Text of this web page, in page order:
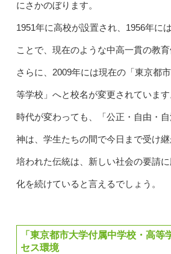
にさかのぼります。
1951年に高校が設置され、1956年に
ことで、現在のような中高一貫の教育
さらに、2009年には現在の「東京都
等学校」へと校名が変更されています
時代が変わっても、「公正・自由・
神は、学生たちの間で今日まで受け継
培われた伝統は、新しい社会の要請
化を続けていると言えるでしょう。
「東京都市大学付属中学校・高等
セス環境